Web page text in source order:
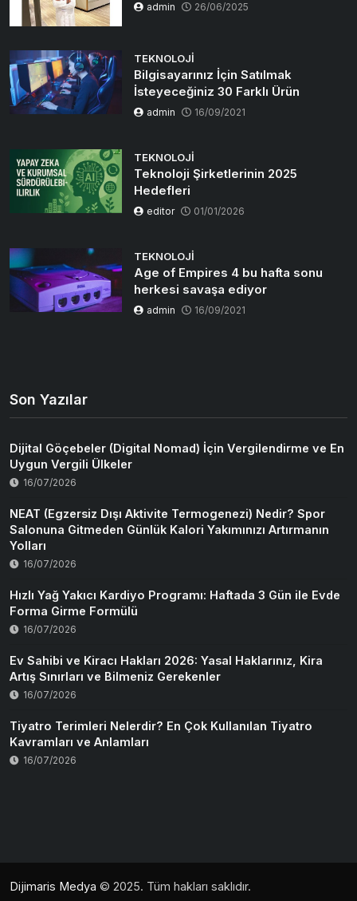
admin 26/06/2025
TEKNOLOJI
Bilgisayarınız İçin Satılmak
İsteyeceğiniz 30 Farklı Ürün
admin 16/09/2021
TEKNOLOJI
Teknoloji Şirketlerinin 2025
Hedefleri
editor 01/01/2026
TEKNOLOJI
Age of Empires 4 bu hafta sonu
herkesi savaşa ediyor
admin 16/09/2021
Son Yazılar
Dijital Göçebeler (Digital Nomad) İçin Vergilendirme ve En
Uygun Vergili Ülkeler
16/07/2026
NEAT (Egzersiz Dışı Aktivite Termogenezi) Nedir? Spor
Salonuna Gitmeden Günlük Kalori Yakımınızı Artırmanın
Yolları
16/07/2026
Hızlı Yağ Yakıcı Kardiyo Programı: Haftada 3 Gün ile Evde
Forma Girme Formülü
16/07/2026
Ev Sahibi ve Kiracı Hakları 2026: Yasal Haklarınız, Kira
Artış Sınırları ve Bilmeniz Gerekenler
16/07/2026
Tiyatro Terimleri Nelerdir? En Çok Kullanılan Tiyatro
Kavramları ve Anlamları
16/07/2026
Dijimaris Medya © 2025. Tüm hakları saklıdır.